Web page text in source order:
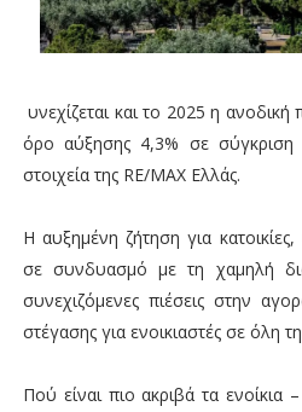
υνεχίζεται και το 2025 η ανοδική
όρο αύξησης 4,3% σε
στοιχεία της RE/MAX Ελλάς.
Η αυξημένη ζήτηση για κατοικίες,
σε συνδυασμό με τη χαμηλή
συνεχιζόμενες πιέσεις στην
στέγασης για ενοικιαστές σε όλη
Πού είναι πιο ακριβά τα ενοίκια